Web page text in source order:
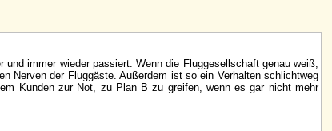
immer wieder passiert. Wenn die Fluggesellschaft genau weiß,
Nerven der Fluggäste. Außerdem ist so ein Verhalten schlichtweg
Kunden zur Not, zu Plan B zu greifen, wenn es gar nicht mehr